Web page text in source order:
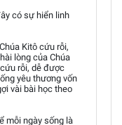
có sự hiển linh
Kitô cứu rỗi,
lòng của Chúa
rỗi, dễ được
yêu thương vốn
vài bài học theo
mỗi ngày sống là